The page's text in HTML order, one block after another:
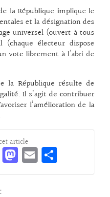
la République implique le
et la désignation des
universel (ouvert à tous
électeur dispose
vote librement à l’abri de
la République résulte de
Il s’agit de contribuer
l’amélioration de la
article
Bl
sk
M
as
E
m rt
: